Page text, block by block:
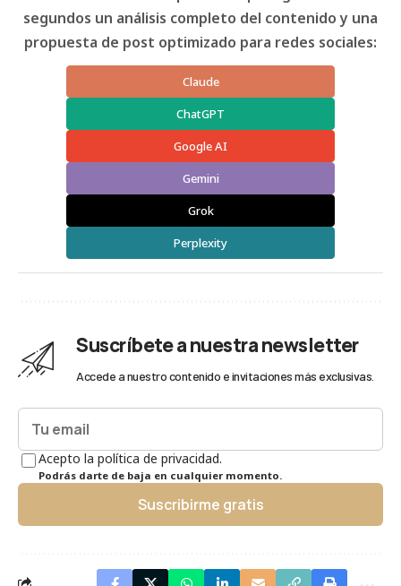
segundos un análisis completo del contenido y una
propuesta de post optimizado para redes sociales:
Claude
ChatGPT
Google AI
Gemini
Grok
Perplexity
Suscríbete a nuestra newsletter
Accede a nuestro contenido e invitaciones más exclusivas.
Acepto la política de privacidad.
Podrás darte de baja en cualquier momento.
Suscribirme gratis